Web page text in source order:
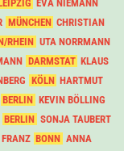
EVA NIEMANN
MÜNCHEN CHRISTIAN
RHEIN UTA NORRMANN
DARMSTAT KLAUS
KÖLN HARTMUT
BERLIN KEVIN BÖLLING
BERLIN SONJA TAUBERT
BONN ANNA